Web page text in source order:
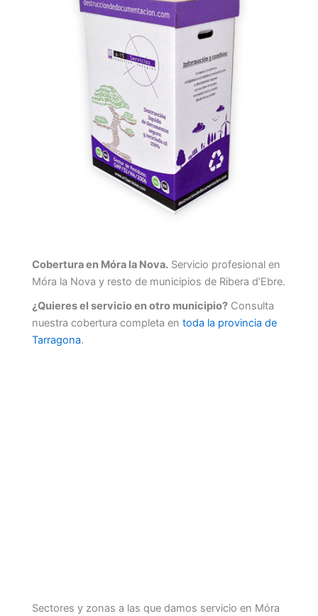
Cobertura en Móra la Nova. Servicio profesional en
Móra la Nova y resto de municipios de Ribera d’Ebre.
¿Quieres el servicio en otro municipio? Consulta
nuestra cobertura completa en toda la provincia de
Tarragona.
Sectores y zonas a las que damos servicio en Móra